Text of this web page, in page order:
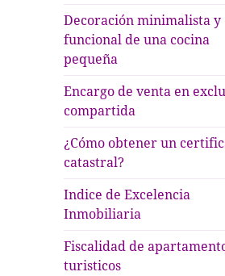
Decoración minimalista y
funcional de una cocina
pequeña
Encargo de venta en
compartida
¿Cómo obtener un
catastral?
Indice de Excelencia
Inmobiliaria
Fiscalidad de
turisticos